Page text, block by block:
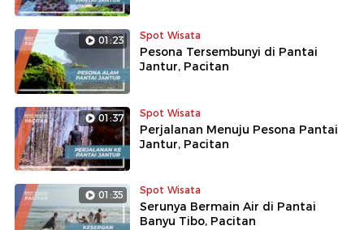
01:23 Spot Wisata
Pesona Tersembunyi di Pantai
Jantur, Pacitan
01:37 Spot Wisata
Perjalanan Menuju Pesona Pantai
Jantur, Pacitan
01:35 Spot Wisata
Serunya Bermain Air di Pantai
Banyu Tibo, Pacitan